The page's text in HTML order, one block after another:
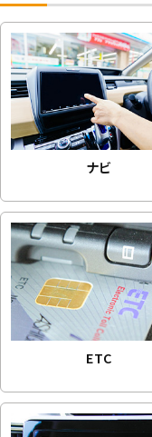
ナビ
ETC